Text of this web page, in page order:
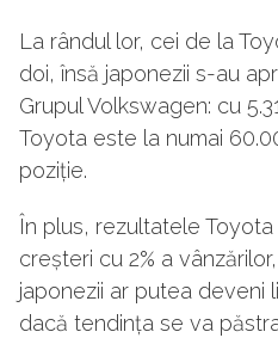
La rândul lor, cei de la
doi, însă japonezii s-au
Grupul Volkswagen: cu
Toyota este la numai
poziție.
În plus, rezultatele
creșteri cu 2% a
japonezii ar putea deveni
dacă tendința se va